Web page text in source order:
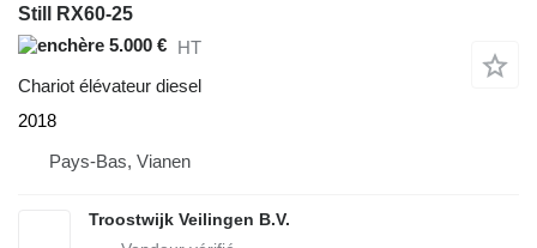
Still RX60-25
5.000 € HT
Chariot élévateur diesel
2018
Pays-Bas, Vianen
Troostwijk Veilingen B.V.